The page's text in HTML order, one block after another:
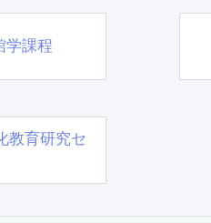
学課程
教育研究セ